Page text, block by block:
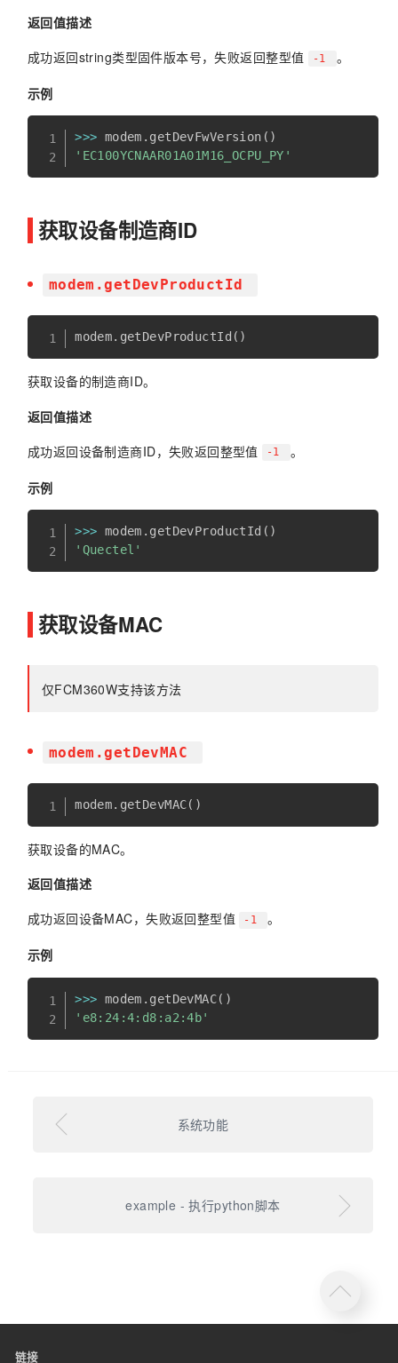
返回值描述
成功返回string类型固件版本号，失败返回整型值
-1 。
示例
>>> modem . getDevFwVersion ( )
'EC100YCNAAR01A01M16_OCPU_PY'
获取设备制造商ID
modem.getDevProductId
modem. getDevProductId ( )
获取设备的制造商ID。
返回值描述
成功返回设备制造商ID，失败返回整型值
-1 。
示例
>>> modem . getDevProductId ( )
'Quectel'
获取设备MAC
仅FCM360W支持该方法
modem.getDevMAC
modem. getDevMAC( )
获取设备的MAC。
返回值描述
成功返回设备MAC，失败返回整型值
-1 。
示例
>>> modem . getDevMAC( )
'e8:24:4:d8:a2:4b'
系统功能
example - 执行python脚本
链接